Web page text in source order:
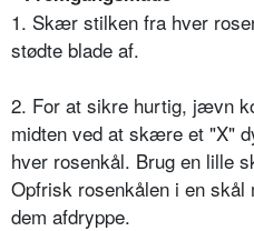
1. Skær stilken fra hver
stødte blade af.
2. For at sikre hurtig, jævn
midten ved at skære et "X"
hver rosenkål. Brug en lille
Opfrisk rosenkålen i en
dem afdryppe.